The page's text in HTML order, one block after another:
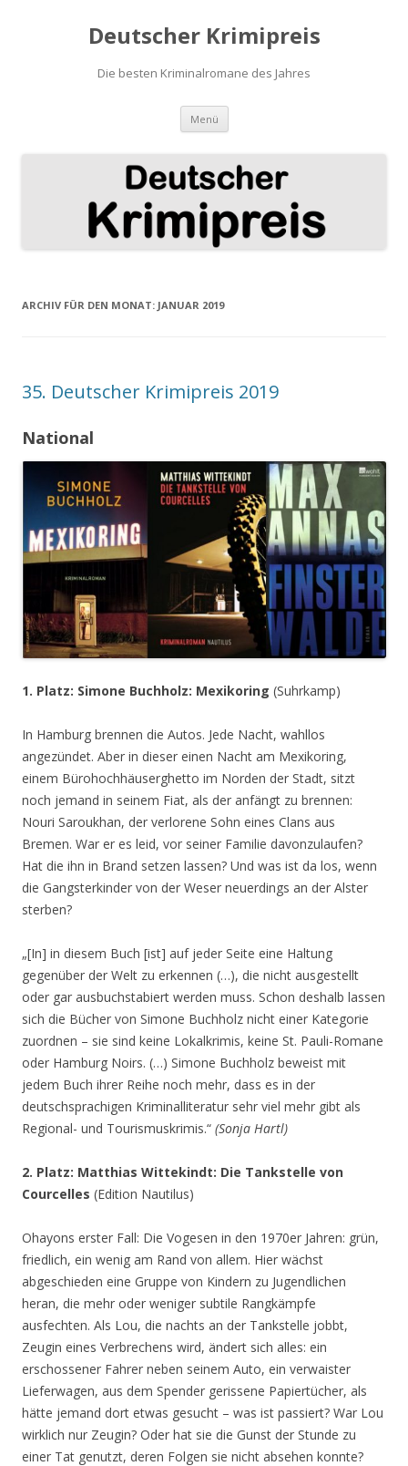
Deutscher Krimipreis
Die besten Kriminalromane des Jahres
Menü Springe
Inhalt
ARCHIV FÜR DEN MONAT: JANUAR 2019
35. Deutscher Krimipreis 2019
National
1. Platz: Simone Buchholz: Mexikoring (Suhrkamp)
In Hamburg brennen die Autos. Jede Nacht, wahllos
angezündet. Aber in dieser einen Nacht am Mexikoring,
einem Bürohochhäuserghetto im Norden der Stadt, sitzt
noch jemand in seinem Fiat, als der anfängt zu brennen:
Nouri Saroukhan, der verlorene Sohn eines Clans aus
Bremen. War er es leid, vor seiner Familie davonzulaufen?
Hat die ihn in Brand setzen lassen? Und was ist da los, wenn
die Gangsterkinder von der Weser neuerdings an der Alster
sterben?
„[In] in diesem Buch [ist] auf jeder Seite eine Haltung
gegenüber der Welt zu erkennen (…), die nicht ausgestellt
oder gar ausbuchstabiert werden muss. Schon deshalb lassen
sich die Bücher von Simone Buchholz nicht einer Kategorie
zuordnen – sie sind keine Lokalkrimis, keine St. Pauli-Romane
oder Hamburg Noirs. (…) Simone Buchholz beweist mit
jedem Buch ihrer Reihe noch mehr, dass es in der
deutschsprachigen Kriminalliteratur sehr viel mehr gibt als
Regional- und Tourismuskrimis.“ (Sonja Hartl)
2. Platz: Matthias Wittekindt: Die Tankstelle von
Courcelles (Edition Nautilus)
Ohayons erster Fall: Die Vogesen in den 1970er Jahren: grün,
friedlich, ein wenig am Rand von allem. Hier wächst
abgeschieden eine Gruppe von Kindern zu Jugendlichen
heran, die mehr oder weniger subtile Rangkämpfe
ausfechten. Als Lou, die nachts an der Tankstelle jobbt,
Zeugin eines Verbrechens wird, ändert sich alles: ein
erschossener Fahrer neben seinem Auto, ein verwaister
Lieferwagen, aus dem Spender gerissene Papiertücher, als
hätte jemand dort etwas gesucht – was ist passiert? War Lou
wirklich nur Zeugin? Oder hat sie die Gunst der Stunde zu
einer Tat genutzt, deren Folgen sie nicht absehen konnte?